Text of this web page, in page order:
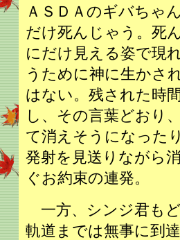
ＡＳＤＡのギバちゃ
だけ死んじゃう。死
にだけ見える姿で現
うために神に生かさ
はない。残された時
し、その言葉どおり
て消えそうになった
発射を見送りながら
ぐお約束の連発。
一方、シンジ君も
軌道までは無事に到